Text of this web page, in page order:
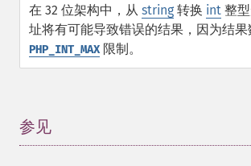
在 32 位架构中，从 string 转换 int 整
址将有可能导致错误的结果，因为结果
PHP_INT_MAX限制。
参见